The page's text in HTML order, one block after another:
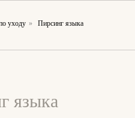
уходу » Пирсинг языка
языка